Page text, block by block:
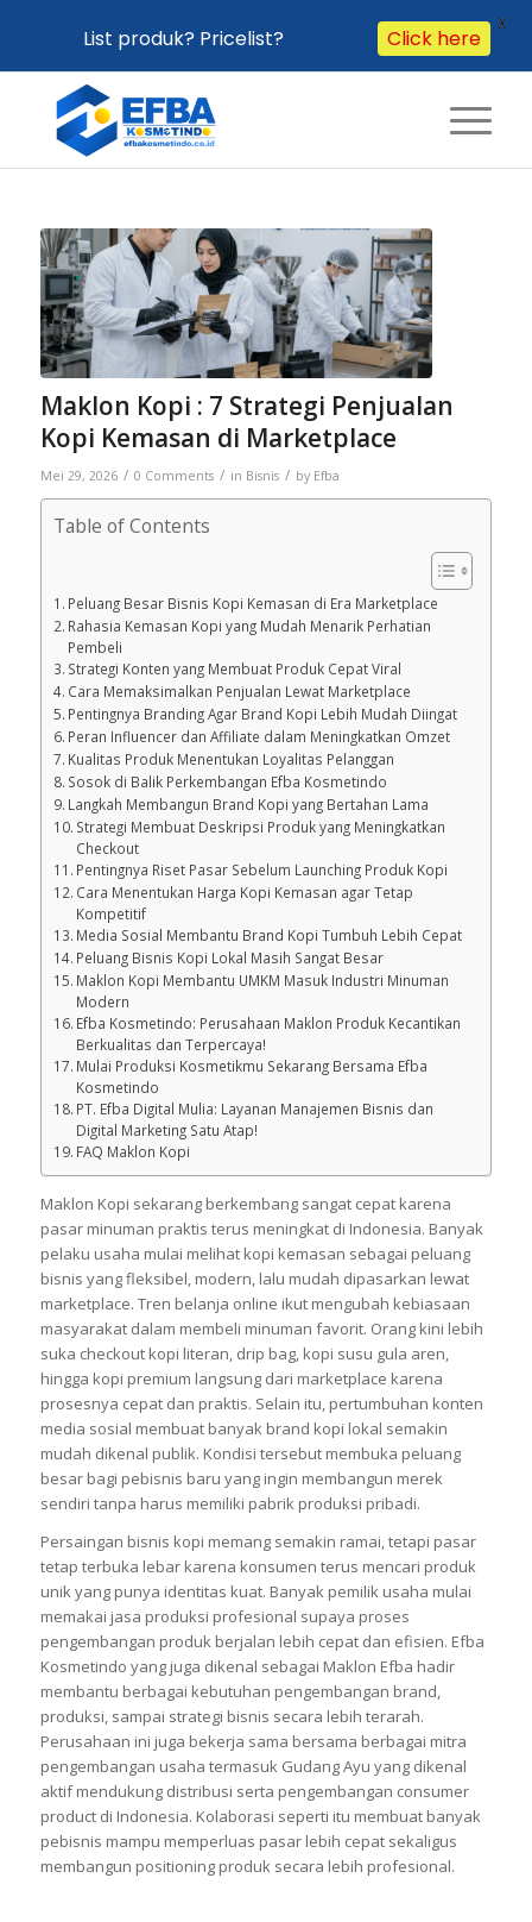
Maklon Kopi : 7 Strategi Penjualan
Kopi Kemasan di Marketplace
Mei 29, 2026 / 0 Comments / in Bisnis / by Efba
Table of Contents
Peluang Besar Bisnis Kopi Kemasan di Era Marketplace
Rahasia Kemasan Kopi yang Mudah Menarik Perhatian
Pembeli
Strategi Konten yang Membuat Produk Cepat Viral
Cara Memaksimalkan Penjualan Lewat Marketplace
Pentingnya Branding Agar Brand Kopi Lebih Mudah Diingat
Peran Influencer dan Affiliate dalam Meningkatkan Omzet
Kualitas Produk Menentukan Loyalitas Pelanggan
Sosok di Balik Perkembangan Efba Kosmetindo
Langkah Membangun Brand Kopi yang Bertahan Lama
Strategi Membuat Deskripsi Produk yang Meningkatkan
Checkout
Pentingnya Riset Pasar Sebelum Launching Produk Kopi
Cara Menentukan Harga Kopi Kemasan agar Tetap
Kompetitif
Media Sosial Membantu Brand Kopi Tumbuh Lebih Cepat
Peluang Bisnis Kopi Lokal Masih Sangat Besar
Maklon Kopi Membantu UMKM Masuk Industri Minuman
Modern
Efba Kosmetindo: Perusahaan Maklon Produk Kecantikan
Berkualitas dan Terpercaya!
Mulai Produksi Kosmetikmu Sekarang Bersama Efba
Kosmetindo
PT. Efba Digital Mulia: Layanan Manajemen Bisnis dan
Digital Marketing Satu Atap!
FAQ Maklon Kopi
Maklon Kopi sekarang berkembang sangat cepat karena
pasar minuman praktis terus meningkat di Indonesia. Banyak
pelaku usaha mulai melihat kopi kemasan sebagai peluang
bisnis yang fleksibel, modern, lalu mudah dipasarkan lewat
marketplace. Tren belanja online ikut mengubah kebiasaan
masyarakat dalam membeli minuman favorit. Orang kini lebih
suka checkout kopi literan, drip bag, kopi susu gula aren,
hingga kopi premium langsung dari marketplace karena
prosesnya cepat dan praktis. Selain itu, pertumbuhan konten
media sosial membuat banyak brand kopi lokal semakin
mudah dikenal publik. Kondisi tersebut membuka peluang
besar bagi pebisnis baru yang ingin membangun merek
sendiri tanpa harus memiliki pabrik produksi pribadi.
Persaingan bisnis kopi memang semakin ramai, tetapi pasar
tetap terbuka lebar karena konsumen terus mencari produk
unik yang punya identitas kuat. Banyak pemilik usaha mulai
memakai jasa produksi profesional supaya proses
pengembangan produk berjalan lebih cepat dan efisien. Efba
Kosmetindo yang juga dikenal sebagai Maklon Efba hadir
membantu berbagai kebutuhan pengembangan brand,
produksi, sampai strategi bisnis secara lebih terarah.
Perusahaan ini juga bekerja sama bersama berbagai mitra
pengembangan usaha termasuk Gudang Ayu yang dikenal
aktif mendukung distribusi serta pengembangan consumer
product di Indonesia. Kolaborasi seperti itu membuat banyak
pebisnis mampu memperluas pasar lebih cepat sekaligus
membangun positioning produk secara lebih profesional.
List produk? Pricelist? Click here
X